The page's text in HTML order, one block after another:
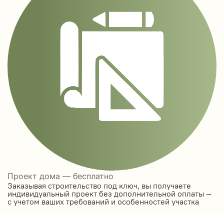
Проект дома — бесплатно
Заказывая строительство под ключ, вы получаете
индивидуальный проект без дополнительной оплаты —
с учетом ваших требований и особенностей участка